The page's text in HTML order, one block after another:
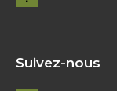
Suivez-nous